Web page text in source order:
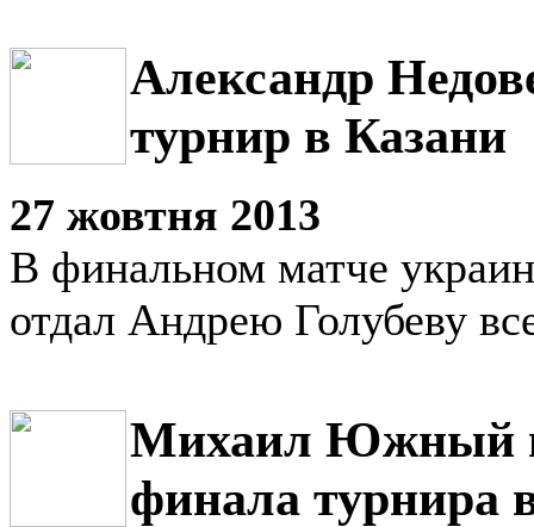
Александр
турнир в Казани
27 жовтня 2013
В финальном матче
отдал Андрею Голубеву
Михаил Южный
финала турнира